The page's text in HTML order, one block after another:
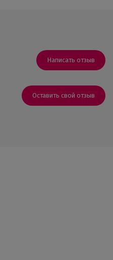
Написать отзыв
Оставить свой отзыв